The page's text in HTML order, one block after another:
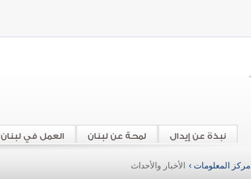
العمل في لبنان لمحة عن لبنان نبذة عن إيدال
مركز المعلومات › الأخبار والأحداث